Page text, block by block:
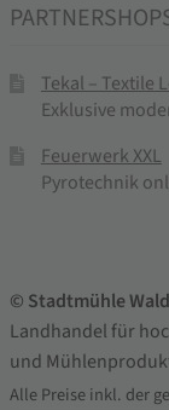
Tekal – Textile
Exklusive
Feuerwerk XXL
Pyrotechnik
© Stadtmühle
Landhandel für
und
Alle Preise inkl. der